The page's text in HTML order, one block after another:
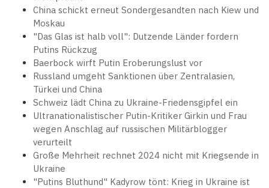
China schickt erneut Sondergesandten nach Kiew und
Moskau
"Das Glas ist halb voll": Dutzende Länder fordern
Putins Rückzug
Baerbock wirft Putin Eroberungslust vor
Russland umgeht Sanktionen über Zentralasien,
Türkei und China
Schweiz lädt China zu Ukraine-Friedensgipfel ein
Ultranationalistischer Putin-Kritiker Girkin und Frau
wegen Anschlag auf russischen Militärblogger
verurteilt
Große Mehrheit rechnet 2024 nicht mit Kriegsende in
Ukraine
"Putins Bluthund" Kadyrow tönt: Krieg in Ukraine ist